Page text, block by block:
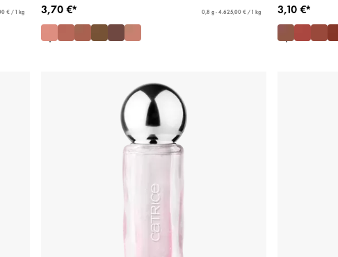
€ / 1 kg
3,70 €*
0,8 g - 4.625,00 € / 1 kg
3,10 €*